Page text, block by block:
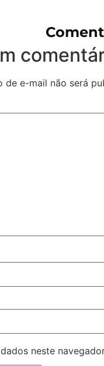
de e-mail não será
neste